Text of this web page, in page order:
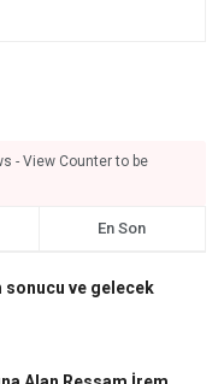
- View Counter to be
En Son
sonucu ve gelecek